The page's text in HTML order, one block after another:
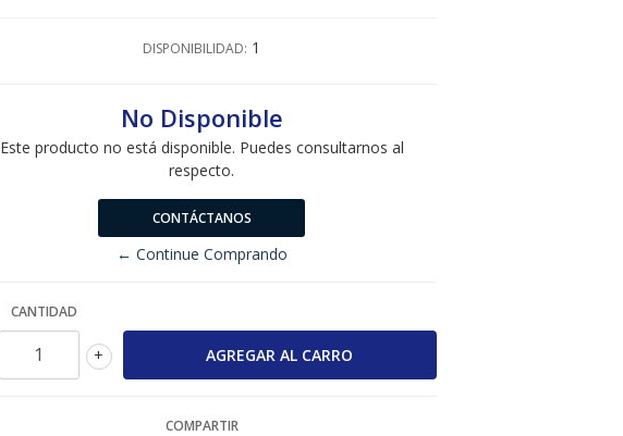
DISPONIBILIDAD: 1
No Disponible
Este producto no está disponible. Puedes consultarnos al
respecto.
CONTÁCTANOS
← Continue Comprando
CANTIDAD
+
COMPARTIR